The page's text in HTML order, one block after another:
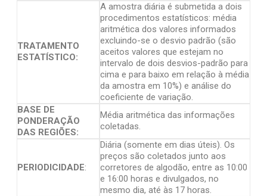
TRATAMENTO
ESTATÍSTICO:
A amostra diária é submetida a dois
procedimentos estatísticos: média
aritmética dos valores informados
excluindo-se o desvio padrão (são
aceitos valores que estejam no
intervalo de dois desvios-padrão para
cima e para baixo em relação à média
da amostra em 10%) e análise do
coeficiente de variação.
BASE DE
PONDERAÇÃO
DAS REGIÕES:
Média aritmética das informações
coletadas.
PERIODICIDADE:
Diária (somente em dias úteis). Os
preços são coletados junto aos
corretores de algodão, entre as 10:00
e 16:00 horas e divulgados, no
mesmo dia, até às 17 horas.